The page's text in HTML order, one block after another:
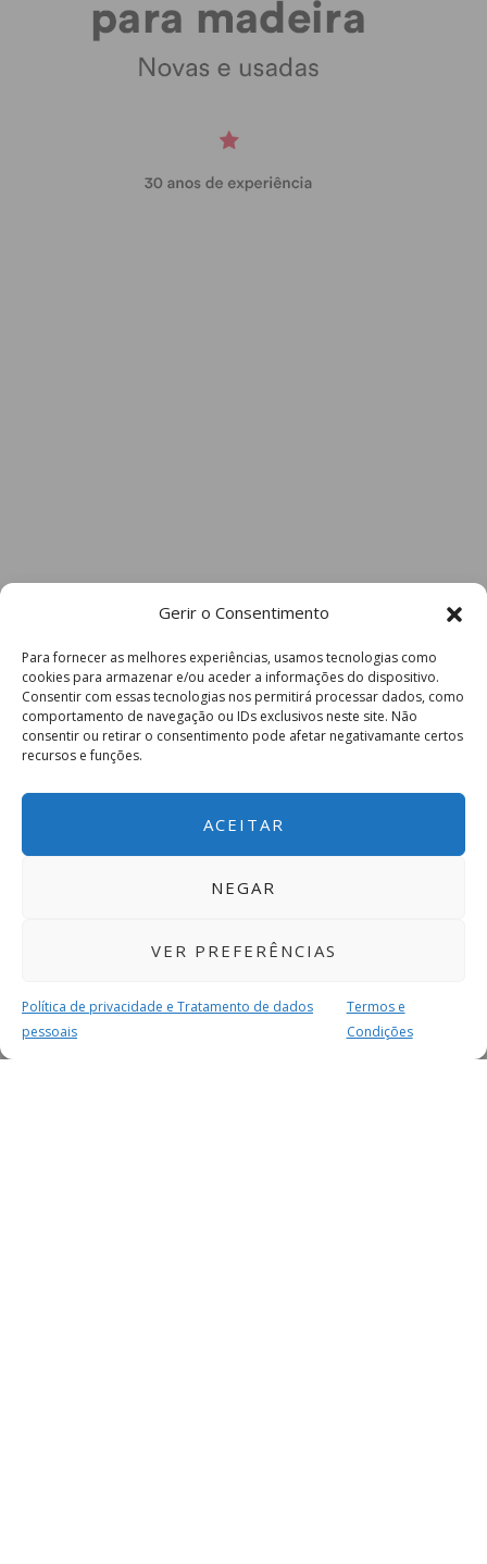
Gerir o Consentimento
Para fornecer as melhores experiências, usamos tecnologias como
cookies para armazenar e/ou aceder a informações do dispositivo.
Consentir com essas tecnologias nos permitirá processar dados, como
comportamento de navegação ou IDs exclusivos neste site. Não
consentir ou retirar o consentimento pode afetar negativamante certos
recursos e funções.
ACEITAR
NEGAR
VER PREFERÊNCIAS
Política de privacidade e Tratamento de dados
pessoais
Termos e
Condições